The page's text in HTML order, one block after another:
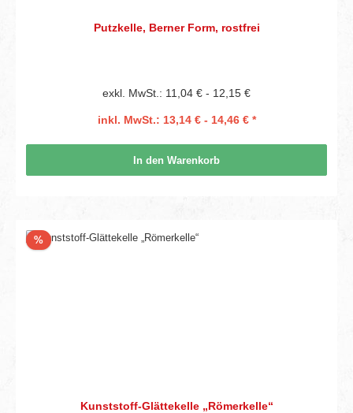
Putzkelle, Berner Form, rostfrei
exkl. MwSt.: 11,04 € - 12,15 €
inkl. MwSt.: 13,14 € - 14,46 € *
In den Warenkorb
%Rabatt
Kunststoff-Glättekelle „Römerkelle“